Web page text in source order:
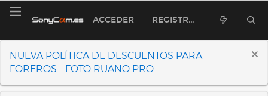
ACCEDER REGISTRARSE
NUEVA POLÍTICA DE DESCUENTOS PARA
FOREROS - FOTO RUANO PRO